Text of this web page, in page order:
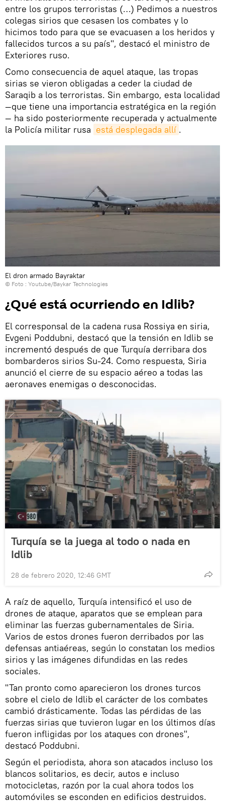
entre los grupos terroristas (…) Pedimos a nuestros
colegas sirios que cesasen los combates y lo
hicimos todo para que se evacuasen a los heridos y
fallecidos turcos a su país", destacó el ministro de
Exteriores ruso.
Como consecuencia de aquel ataque, las tropas
sirias se vieron obligadas a ceder la ciudad de
Saraqib a los terroristas. Sin embargo, esta localidad
—que tiene una importancia estratégica en la región
— ha sido posteriormente recuperada y actualmente
la Policía militar rusa está desplegada allí .
El dron armado Bayraktar
© Foto : Youtube/Baykar Technologies
¿Qué está ocurriendo en Idlib?
El corresponsal de la cadena rusa Rossiya en siria,
Evgeni Poddubni, destacó que la tensión en Idlib se
incrementó después de que Turquía derribara dos
bombarderos sirios Su-24. Como respuesta, Siria
anunció el cierre de su espacio aéreo a todas las
aeronaves enemigas o desconocidas.
Turquía se la juega al todo o nada en
Idlib
28 de febrero 2020, 12:46 GMT
A raíz de aquello, Turquía intensificó el uso de
drones de ataque, aparatos que se emplean para
eliminar las fuerzas gubernamentales de Siria.
Varios de estos drones fueron derribados por las
defensas antiaéreas, según lo constatan los medios
sirios y las imágenes difundidas en las redes
sociales.
"Tan pronto como aparecieron los drones turcos
sobre el cielo de Idlib el carácter de los combates
cambió drásticamente. Todas las pérdidas de las
fuerzas sirias que tuvieron lugar en los últimos días
fueron infligidas por los ataques con drones",
destacó Poddubni.
Según el periodista, ahora son atacados incluso los
blancos solitarios, es decir, autos e incluso
motocicletas, razón por la cual ahora todos los
automóviles se esconden en edificios destruidos.